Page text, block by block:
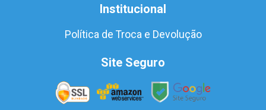
Institucional
Política de Troca e Devolução
Site Seguro